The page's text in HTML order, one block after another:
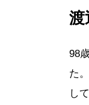
渡
98
た
し